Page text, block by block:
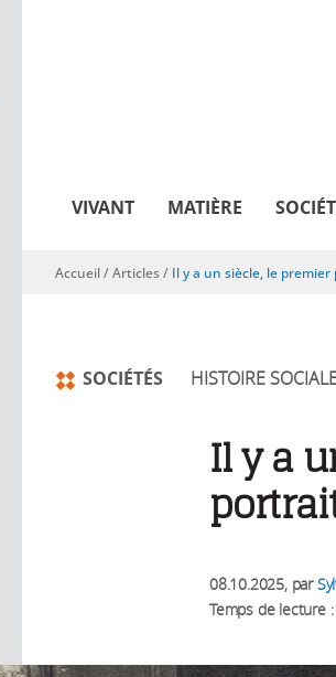
VIVANT MATIÈRE
Vous êtes ici
Accueil/Articles/ Il y a un siècle, le
SOCIÉTÉS HISTOIRE
Il y a
08.10.2025, par
Temps de lecture